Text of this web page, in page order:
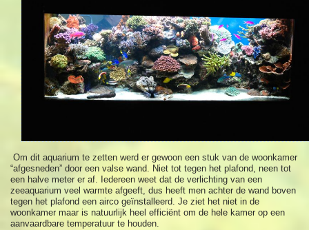
Om dit aquarium te zetten werd er gewoon een stuk van de woonkamer
“afgesneden” door een valse wand. Niet tot tegen het plafond, neen tot
een halve meter er af. Iedereen weet dat de verlichting van een
zeeaquarium veel warmte afgeeft, dus heeft men achter de wand boven
tegen het plafond een airco geïnstalleerd. Je ziet het niet in de
woonkamer maar is natuurlijk heel efficiënt om de hele kamer op een
aanvaardbare temperatuur te houden.